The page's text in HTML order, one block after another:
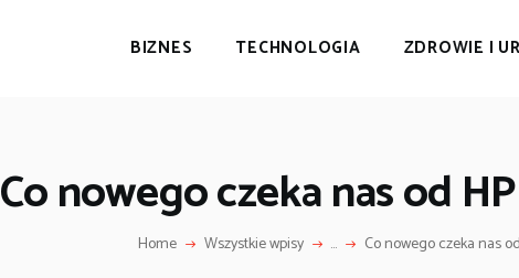
BIZNES TECHNOLOGIA ZDROWIE I
Co nowego czeka nas od
Home Wszystkie wpisy ... Co nowego czeka nas